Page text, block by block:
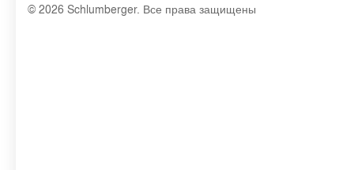
© 2026 Schlumberger. Все права защищены